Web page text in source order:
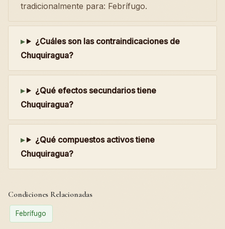
tradicionalmente para: Febrífugo.
¿Cuáles son las contraindicaciones de
Chuquiragua?
¿Qué efectos secundarios tiene
Chuquiragua?
¿Qué compuestos activos tiene
Chuquiragua?
Condiciones Relacionadas
Febrífugo